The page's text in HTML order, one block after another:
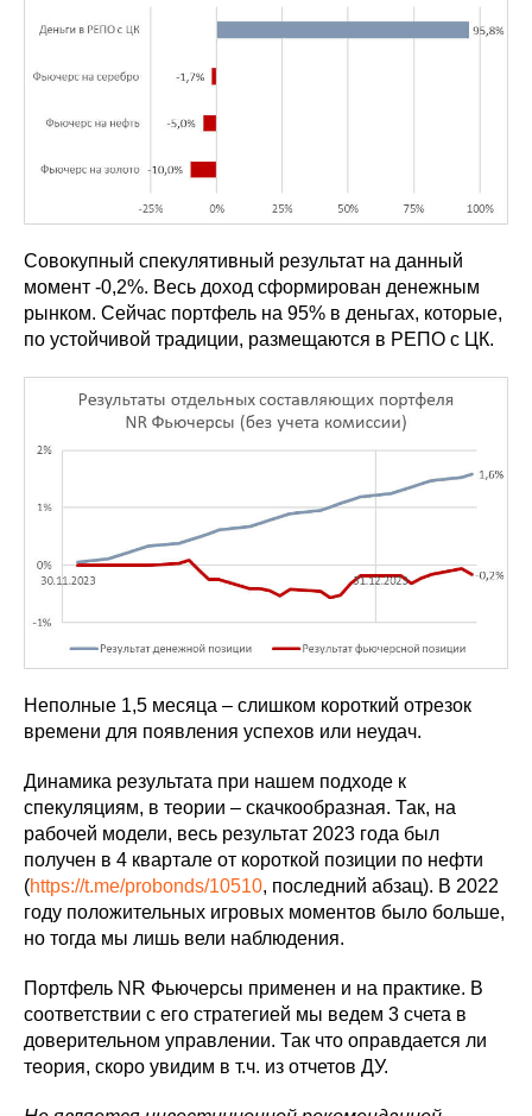
Совокупный спекулятивный результат на данный
момент -0,2%. Весь доход сформирован денежным
рынком. Сейчас портфель на 95% в деньгах, которые,
по устойчивой традиции, размещаются в РЕПО с ЦК.
Неполные 1,5 месяца – слишком короткий отрезок
времени для появления успехов или неудач.
Динамика результата при нашем подходе к
спекуляциям, в теории – скачкообразная. Так, на
рабочей модели, весь результат 2023 года был
получен в 4 квартале от короткой позиции по нефти
(https://t.me/probonds/10510, последний абзац). В 2022
году положительных игровых моментов было больше,
но тогда мы лишь вели наблюдения.
Портфель NR Фьючерсы применен и на практике. В
соответствии с его стратегией мы ведем 3 счета в
доверительном управлении. Так что оправдается ли
теория, скоро увидим в т.ч. из отчетов ДУ.